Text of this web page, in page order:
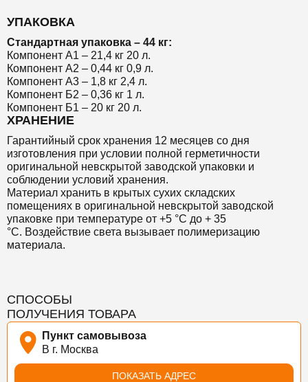
УПАКОВКА
Стандартная упаковка – 44 кг:
Компонент А1 – 21,4 кг 20 л.
Компонент А2 – 0,44 кг 0,9 л.
Компонент А3 – 1,8 кг 2,4 л.
Компонент Б2 – 0,36 кг 1 л.
Компонент Б1 – 20 кг 20 л.
ХРАНЕНИЕ
Гарантийный срок хранения 12 месяцев со дня
изготовления при условии полной герметичности
оригинальной невскрытой заводской упаковки и
соблюдении условий хранения.
Материал хранить в крытых сухих складских
помещениях в оригинальной невскрытой заводской
упаковке при температуре от +5 °С до + 35
°С. Воздействие света вызывает полимеризацию
материала.
СПОСОБЫ
ПОЛУЧЕНИЯ ТОВАРА
Пункт самовывоза
В г. Москва
ПОКАЗАТЬ АДРЕС